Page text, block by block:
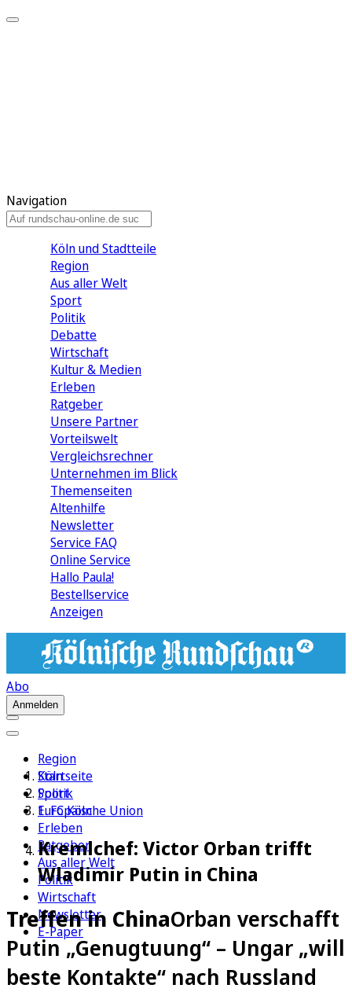
Navigation
Köln und Stadtteile
Region
Aus aller Welt
Sport
Politik
Debatte
Wirtschaft
Kultur & Medien
Erleben
Ratgeber
Unsere Partner
Vorteilswelt
Vergleichsrechner
Unternehmen im Blick
Themenseiten
Altenhilfe
Newsletter
Service FAQ
Online Service
Hallo Paula!
Bestellservice
Anzeigen
Abo
Anmelden
Region
Köln
Sport
1. FC Köln
Erleben
Ratgeber
Aus aller Welt
Politik
Wirtschaft
Newsletter
E-Paper
Startseite
Politik
Europäische Union
Kremlchef: Victor Orban trifft
Wladimir Putin in China
Treffen in ChinaOrban verschafft
Putin „Genugtuung“ – Ungar „will
beste Kontakte“ nach Russland